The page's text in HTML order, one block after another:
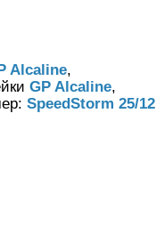
Alcaline,
GP Alcaline,
SpeedStorm 25/12